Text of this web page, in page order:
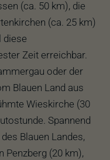
(ca. 50 km), die
(ca. 25 km)
diese
Zeit erreichbar.
oder der
Blauen Land aus
Wieskirche (30
Spannend
Blauen Landes,
Penzberg (20 km),